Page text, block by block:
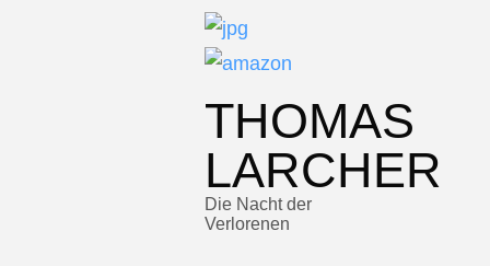
THOMAS
LARCHER
Die Nacht der
Verlorenen